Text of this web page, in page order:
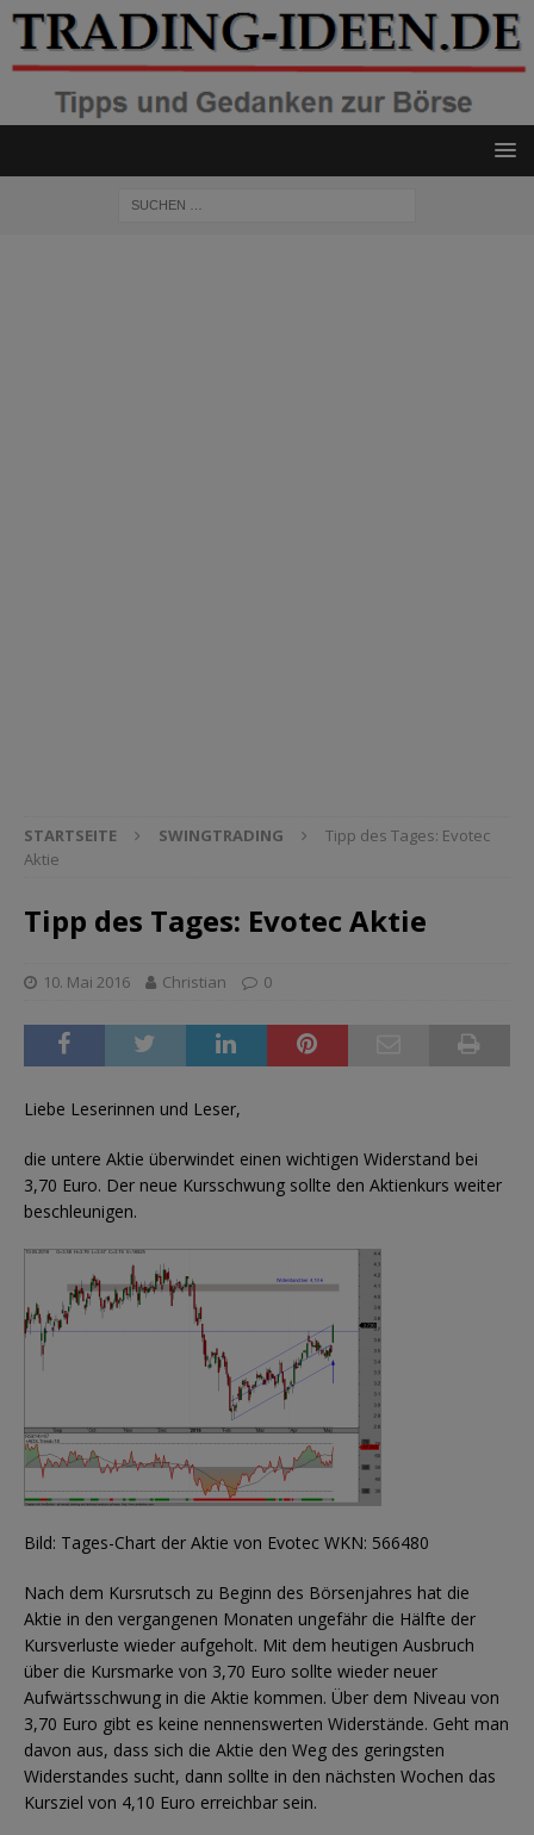
STARTSEITE SWINGTRADING
Tipp des Tages: Evotec
Aktie
Tipp des Tages: Evotec Aktie
10. Mai 2016 Christian 0
Liebe Leserinnen und Leser,
die untere Aktie überwindet einen wichtigen Widerstand bei
3,70 Euro. Der neue Kursschwung sollte den Aktienkurs weiter
beschleunigen.
Bild: Tages-Chart der Aktie von Evotec WKN: 566480
Nach dem Kursrutsch zu Beginn des Börsenjahres hat die
Aktie in den vergangenen Monaten ungefähr die Hälfte der
Kursverluste wieder aufgeholt. Mit dem heutigen Ausbruch
über die Kursmarke von 3,70 Euro sollte wieder neuer
Aufwärtsschwung in die Aktie kommen. Über dem Niveau von
3,70 Euro gibt es keine nennenswerten Widerstände. Geht man
davon aus, dass sich die Aktie den Weg des geringsten
Widerstandes sucht, dann sollte in den nächsten Wochen das
Kursziel von 4,10 Euro erreichbar sein.